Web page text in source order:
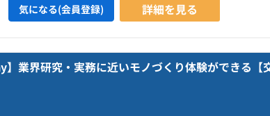
気になる(会員登録) 詳細を見る
業界研究・実務に近いモノづくり体験ができる【